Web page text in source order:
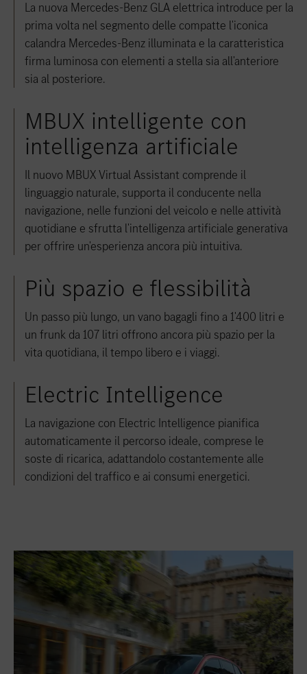
La nuova Mercedes-Benz GLA elettrica introduce per la
prima volta nel segmento delle compatte l'iconica
calandra Mercedes-Benz illuminata e la caratteristica
firma luminosa con elementi a stella sia all'anteriore
sia al posteriore.
MBUX intelligente con
intelligenza artificiale
Il nuovo MBUX Virtual Assistant comprende il
linguaggio naturale, supporta il conducente nella
navigazione, nelle funzioni del veicolo e nelle attività
quotidiane e sfrutta l'intelligenza artificiale generativa
per offrire un'esperienza ancora più intuitiva.
Più spazio e flessibilità
Un passo più lungo, un vano bagagli fino a 1'400 litri e
un frunk da 107 litri offrono ancora più spazio per la
vita quotidiana, il tempo libero e i viaggi.
Electric Intelligence
La navigazione con Electric Intelligence pianifica
automaticamente il percorso ideale, comprese le
soste di ricarica, adattandolo costantemente alle
condizioni del traffico e ai consumi energetici.